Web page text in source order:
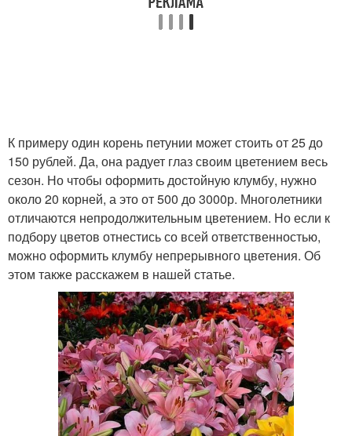
К примеру один корень петунии может стоить от 25 до
150 рублей. Да, она радует глаз своим цветением весь
сезон. Но чтобы оформить достойную клумбу, нужно
около 20 корней, а это от 500 до 3000р. Многолетники
отличаются непродолжительным цветением. Но если к
подбору цветов отнестись со всей ответственностью,
можно оформить клумбу непрерывного цветения. Об
этом также расскажем в нашей статье.